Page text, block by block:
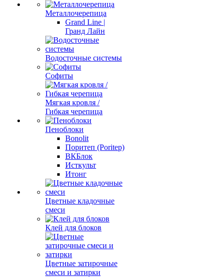
Металлочерепица
Grand Line |
Гранд Лайн
Водосточные системы
Софиты
Мягкая кровля /
Гибкая черепица
Пеноблоки
Bonolit
Поритеп (Poritep)
ВКБлок
Исткульт
Итонг
Цветные кладочные
смеси
Клей для блоков
Цветные затирочные
смеси и затирки